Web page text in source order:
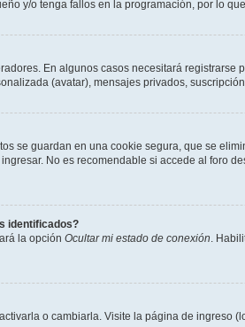
y/o tenga fallos en la programación, por lo
En algunos casos necesitará
(avatar), mensajes privados,
se guardan en una cookie segura, que se
No es recomendable si accede al foro
identificados?
la opción Ocultar mi estado de conexión.
o cambiarla. Visite la página de ingreso